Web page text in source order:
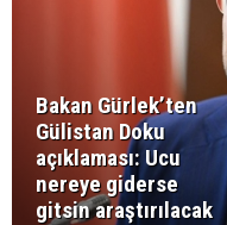
Bakan Gürlek’ten
Gülistan Doku
açıklaması: Ucu
nereye giderse
gitsin araştırılacak